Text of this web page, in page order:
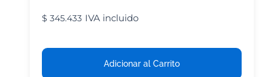
$ 345.433 IVA incluido
Adicionar al Carrito